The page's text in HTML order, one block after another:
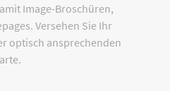
Image-Broschüren,
Versehen Sie Ihr
optisch ansprechenden